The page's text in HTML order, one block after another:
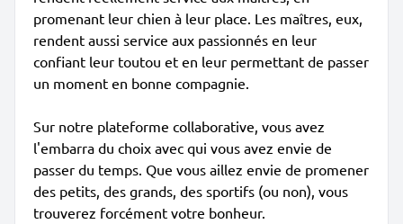
promenant leur chien à leur place. Les maîtres, eux,
rendent aussi service aux passionnés en leur
confiant leur toutou et en leur permettant de passer
un moment en bonne compagnie.
Sur notre plateforme collaborative, vous avez
l'embarra du choix avec qui vous avez envie de
passer du temps. Que vous aillez envie de promener
des petits, des grands, des sportifs (ou non), vous
trouverez forcément votre bonheur.